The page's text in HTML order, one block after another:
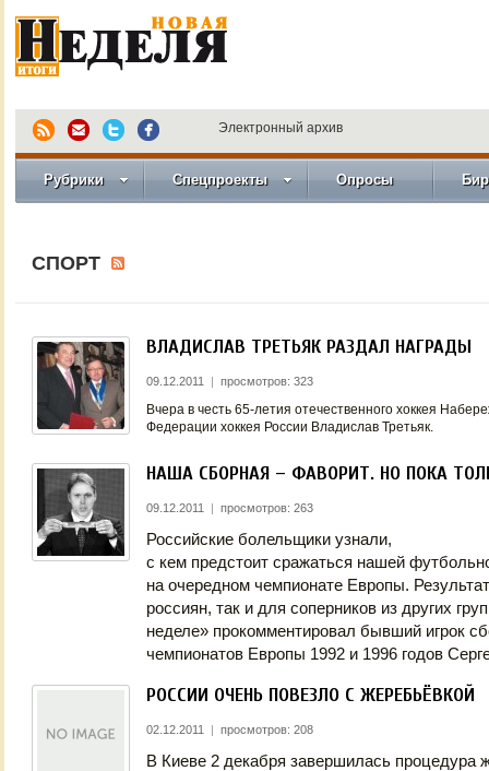
Электронный архив
Рубрики Спецпроекты Опросы
СПОРТ
ВЛАДИСЛАВ ТРЕТЬЯК РАЗДАЛ НАГРАДЫ
09.12.2011 | просмотров: 323
Вчера в честь 65-летия отечественного хоккея
Федерации хоккея России Владислав Третьяк.
НАША СБОРНАЯ – ФАВОРИТ. НО ПОКА
09.12.2011 | просмотров: 263
Российские болельщики узнали,
с кем предстоит сражаться нашей
на очередном чемпионате Европы.
россиян, так и для соперников из других
неделе» прокомментировал бывший игрок
чемпионатов Европы 1992 и 1996 годов
РОССИИ ОЧЕНЬ ПОВЕЗЛО С ЖЕРЕБЬЁВКОЙ
02.12.2011 | просмотров: 208
В Киеве 2 декабря завершилась процедура